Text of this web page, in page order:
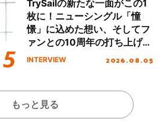
TrySailの新たな一面がこの1
枚に！ニューシングル「憧
憬」に込めた想い、そしてフ
ァンとの10周年の打ち上げラ
イブを終えた心境を聞いた。
INTERVIEW 2026.08.05
もっと見る